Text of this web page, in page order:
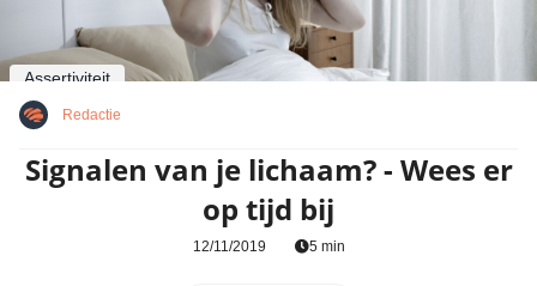
Assertiviteit
Redactie
Signalen van je lichaam? - Wees er
op tijd bij
12/11/2019 5 min